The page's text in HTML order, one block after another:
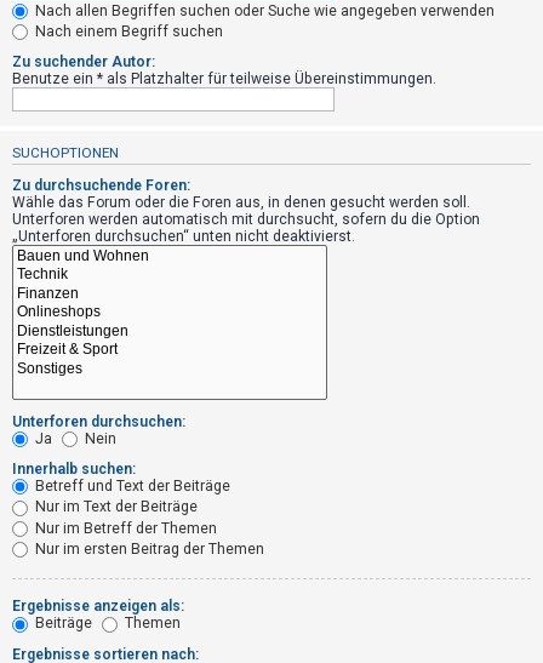
e
g
i
s
r
i
e
r
e
n
n
b
e
a
n
t
w
o
r
Nach allen Begriffen suchen oder Suche wie angegeben verwenden
Nach einem Begriff suchen
Zu suchender Autor:
Benutze ein * als Platzhalter für teilweise Übereinstimmungen.
SUCHOPTIONEN
Zu durchsuchende Foren:
Wähle das Forum oder die Foren aus, in denen gesucht werden soll.
Unterforen werden automatisch mit durchsucht, sofern du die Option
„Unterforen durchsuchen“ unten nicht deaktivierst.
Unterforen durchsuchen:
Ja
Nein
Innerhalb suchen:
Betreff und Text der Beiträge
Nur im Text der Beiträge
Nur im Betreff der Themen
Nur im ersten Beitrag der Themen
Ergebnisse anzeigen als:
Beiträge
Themen
Ergebnisse sortieren nach: